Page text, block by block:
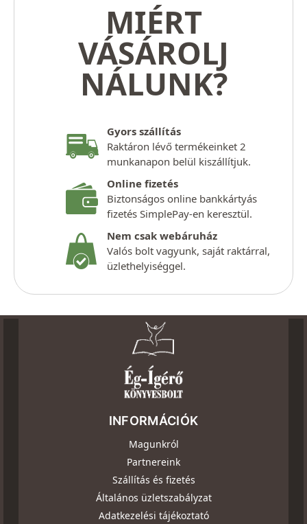
MIÉRT
VÁSÁROLJ
NÁLUNK?
Gyors szállítás
Raktáron lévő termékeinket 2
munkanapon belül kiszállítjuk.
Online fizetés
Biztonságos online bankkártyás
fizetés SimplePay-en keresztül.
Nem csak webáruház
Valós bolt vagyunk, saját raktárral,
üzlethelyiséggel.
INFORMÁCIÓK
Magunkról
Partnereink
Szállítás és fizetés
Általános üzletszabályzat
Adatkezelési tájékoztató